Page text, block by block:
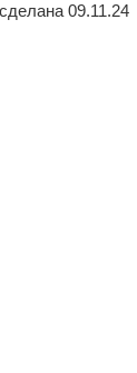
09.11.24